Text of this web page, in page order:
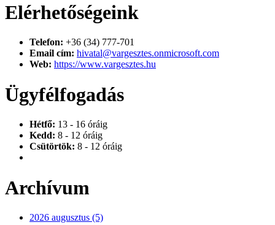
Elérhetőségeink
Telefon: +36 (34) 777-701
Email cím: hivatal@vargesztes.onmicrosoft.com
Web: https://www.vargesztes.hu
Ügyfélfogadás
Hétfő: 13 - 16 óráig
Kedd: 8 - 12 óráig
Csütörtök: 8 - 12 óráig
Archívum
2026 augusztus (5)